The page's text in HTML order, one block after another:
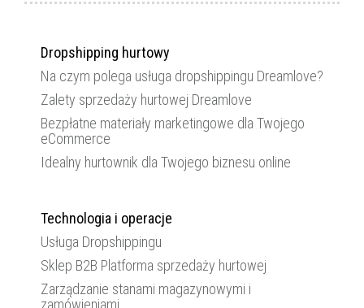
Dropshipping hurtowy
Na czym polega usługa dropshippingu Dreamlove?
Zalety sprzedaży hurtowej Dreamlove
Bezpłatne materiały marketingowe dla Twojego
eCommerce
Idealny hurtownik dla Twojego biznesu online
Technologia i operacje
Usługa Dropshippingu
Sklep B2B Platforma sprzedaży hurtowej
Zarządzanie stanami magazynowymi i
zamówieniami